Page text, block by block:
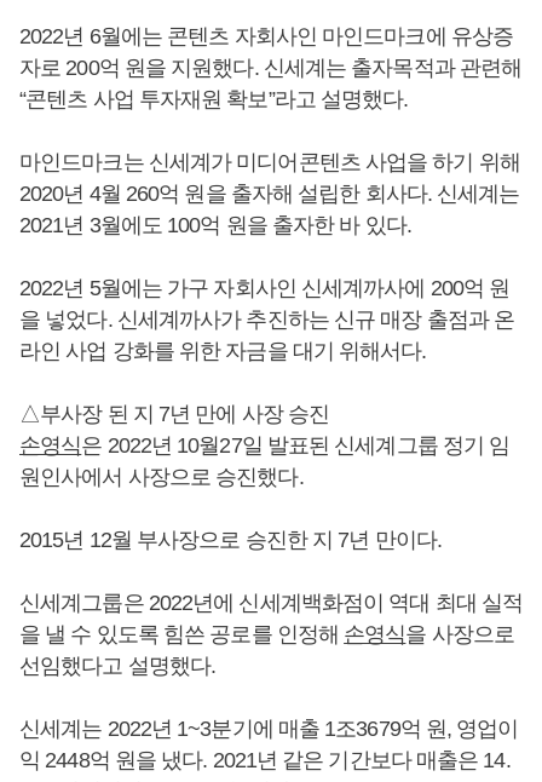
2022년 6월에는 콘텐츠 자회사인 마인드마크에 유상증
자로 200억 원을 지원했다. 신세계는 출자목적과 관련해
“콘텐츠 사업 투자재원 확보”라고 설명했다.
마인드마크는 신세계가 미디어콘텐츠 사업을 하기 위해
2020년 4월 260억 원을 출자해 설립한 회사다. 신세계는
2021년 3월에도 100억 원을 출자한 바 있다.
2022년 5월에는 가구 자회사인 신세계까사에 200억 원
을 넣었다. 신세계까사가 추진하는 신규 매장 출점과 온
라인 사업 강화를 위한 자금을 대기 위해서다.
△부사장 된 지 7년 만에 사장 승진
손영식은 2022년 10월27일 발표된 신세계그룹 정기 임
원인사에서 사장으로 승진했다.
2015년 12월 부사장으로 승진한 지 7년 만이다.
신세계그룹은 2022년에 신세계백화점이 역대 최대 실적
을 낼 수 있도록 힘쓴 공로를 인정해 손영식을 사장으로
선임했다고 설명했다.
신세계는 2022년 1~3분기에 매출 1조3679억 원, 영업이
익 2448억 원을 냈다. 2021년 같은 기간보다 매출은 14.